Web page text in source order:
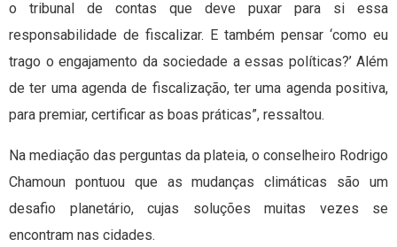
o tribunal de contas que deve puxar para si essa
responsabilidade de fiscalizar. E também pensar ‘como eu
trago o engajamento da sociedade a essas políticas?’ Além
de ter uma agenda de fiscalização, ter uma agenda positiva,
para premiar, certificar as boas práticas”, ressaltou.
Na mediação das perguntas da plateia, o conselheiro Rodrigo
Chamoun pontuou que as mudanças climáticas são um
desafio planetário, cujas soluções muitas vezes se
encontram nas cidades.